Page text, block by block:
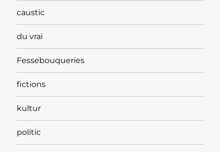
caustic
du vrai
Fessebouqueries
fictions
kultur
politic